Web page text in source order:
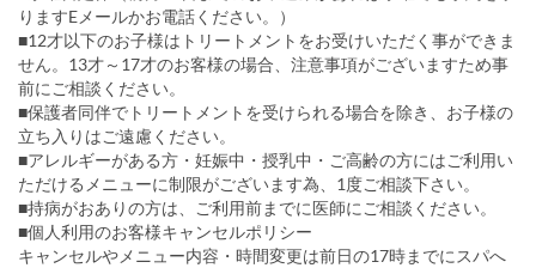
りますEメールかお電話ください。）
■12才以下のお子様はトリートメントをお受けいただく事ができま
せん。13才～17才のお客様の場合、注意事項がございますため事
前にご相談ください。
■保護者同伴でトリートメントを受けられる場合を除き、お子様の
立ち入りはご遠慮ください。
■アレルギーがある方・妊娠中・授乳中・ご高齢の方にはご利用い
ただけるメニューに制限がございます為、1度ご相談下さい。
■持病がおありの方は、ご利用前までに医師にご相談ください。
■個人利用のお客様キャンセルポリシー
キャンセルやメニュー内容・時間変更は前日の17時までにスパへ